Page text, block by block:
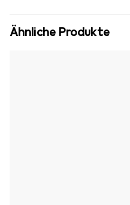
Ähnliche Produkte